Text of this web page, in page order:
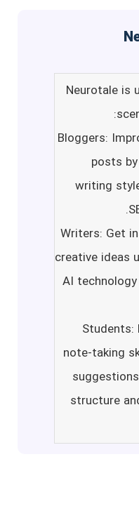
Neurotale is
1. Bloggers:
posts
writing
2. Writers: Get
creative ideas
AI
3.
note-taking
structure